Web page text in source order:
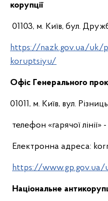
корупції
01103, м. Київ, бул.
https://nazk.gov.ua/uk/
koruptsiyu/
Офіс Генерального
01011, м. Київ, вул.
телефон «гарячої
Електронна адреса:
https://
Національне